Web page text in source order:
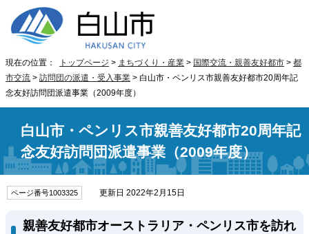
現在の位置： トップページ > まちづくり・産業 > 国際交流・親善友好都市 > 都
市交流 > 訪問団の派遣・受入事業 > 白山市・ペンリス市親善友好都市20周年記
念友好訪問団派遣事業（2009年度）
白山市・ペンリス市親善友好都市20周年記
念友好訪問団派遣事業（2009年度）
ページ番号1003325 更新日 2022年2月15日
親善友好都市オーストラリア・ペンリス市を訪れ